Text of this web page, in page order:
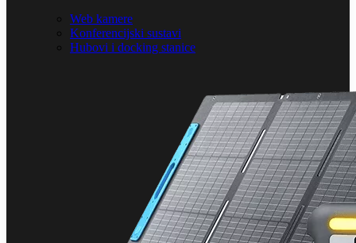
Web kamere
Konferencijski sustavi
Hubovi i docking stanice